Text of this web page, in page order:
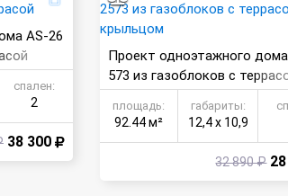
AS-26
спален:
2
38 300
Проект одноэтажного
573 из газоблоков с
ыльцом
площадь:
92.44 м²
габариты:
12,4 х 10,9
32 890 ₽